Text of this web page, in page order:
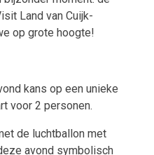
Land van Cuijk-
op grote hoogte!
kans op een unieke
voor 2 personen.
de luchtballon met
avond symbolisch